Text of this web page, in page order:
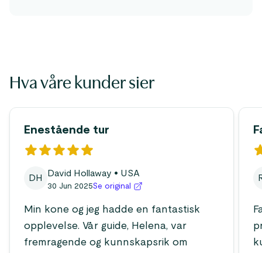
Hva våre kunder sier
Enestående tur
DH David Hollaway • USA
30 Jun 2025Se original
Min kone og jeg hadde en fantastisk
opplevelse. Vår guide, Helena, var
fremragende og kunnskapsrik om